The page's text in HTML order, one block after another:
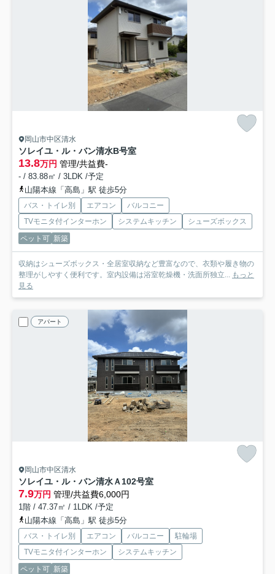
岡山市中区清水
ソレイユ・ル・バン清水B号室
13.8万円 管理/共益費-
- / 83.88㎡ / 3LDK /予定
山陽本線「高島」駅 徒歩5分
バス・トイレ別 エアコン
バルコニー
TVモニタ付インターホン
システムキッチン
シューズボックス
ペット可 新築
収納はシューズボックス・全居室収納など豊富なので、衣類や履き物の
整理がしやすく便利です。室内設備は浴室乾燥機・洗面所独立...
もっと
見る
アパート
岡山市中区清水
ソレイユ・ル・バン清水Ａ 102号室
7.9万円 管理/共益費6,000円
1階 / 47.37㎡ / 1LDK /予定
山陽本線「高島」駅 徒歩5分
バス・トイレ別 エアコン バルコニー
駐輪場
TVモニタ付インターホン
システムキッチン
ペット可 新築